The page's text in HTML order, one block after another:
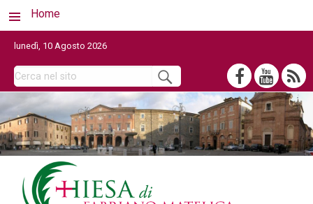
Home
lunedì, 10 Agosto 2026